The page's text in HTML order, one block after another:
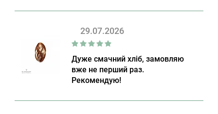
29.07.2026
Дуже смачний хліб, замовляю
вже не перший раз.
Рекомендую!